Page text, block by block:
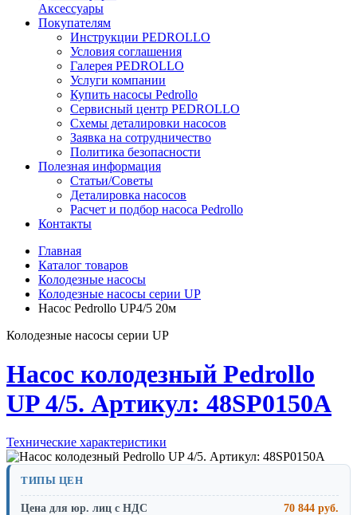
Аксессуары
Покупателям
Инструкции PEDROLLO
Условия соглашения
Галерея PEDROLLO
Услуги компании
Купить насосы Pedrollo
Сервисный центр PEDROLLO
Схемы деталировки насосов
Заявка на сотрудничество
Политика безопасности
Полезная информация
Статьи/Советы
Деталировка насосов
Расчет и подбор насоса Pedrollo
Контакты
Главная
Каталог товаров
Колодезные насосы
Колодезные насосы серии UP
Насос Pedrollo UP4/5 20м
Колодезные насосы серии UP
Насос колодезный Pedrollo
UP 4/5. Артикул: 48SP0150A
Технические характеристики
ТИПЫ ЦЕН
Цена для юр. лиц с НДС 70 844 руб.